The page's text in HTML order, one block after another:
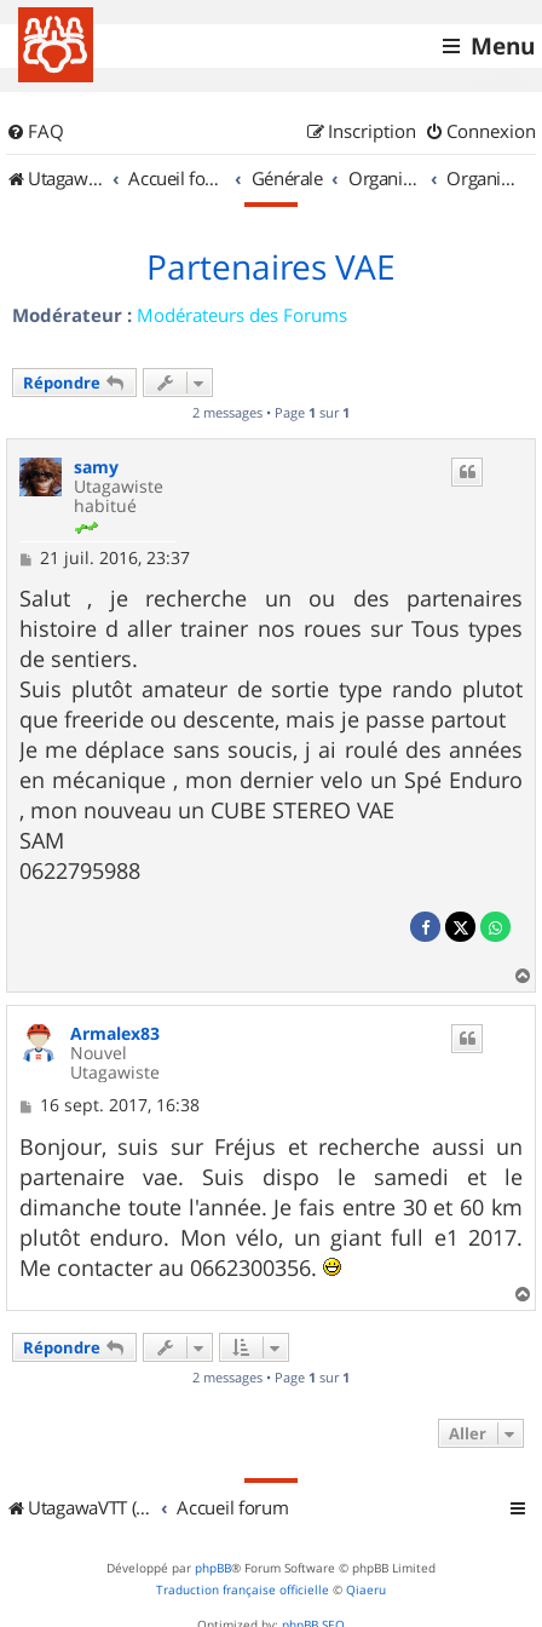
Menu
FAQ Connexion
Inscription
UtagawaVTT (Randos VTT et VTTAE avec traces GPS)
Accueil forum Générale Organisation de sorties & Recherche de partenaires Organisation de sorties en région Provence Alpes Côte d'Azur
Partenaires VAE
Modérateur : Modérateurs des Forums
Répondre
2 messages • Page 1 sur 1
samy
Utagawiste
habitué
M
s
s
a
g
e
21 juil. 2016, 23:37
Salut , je recherche un ou des partenaires
histoire d aller trainer nos roues sur Tous types
de sentiers.
Suis plutôt amateur de sortie type rando plutot
que freeride ou descente, mais je passe partout
Je me déplace sans soucis, j ai roulé des années
en mécanique , mon dernier velo un Spé Enduro
, mon nouveau un CUBE STEREO VAE
SAM
0622795988
a
Armalex83
Nouvel
Utagawiste
M
s
s
a
g
e
16 sept. 2017, 16:38
Bonjour, suis sur Fréjus et recherche aussi un
partenaire vae. Suis dispo le samedi et le
dimanche toute l'année. Je fais entre 30 et 60 km
plutôt enduro. Mon vélo, un giant full e1 2017.
Me contacter au 0662300356.
a
Répondre
2 messages • Page 1 sur 1
Aller
UtagawaVTT (Randos VTT et VTTAE avec traces GPS) Accueil forum
Développé par phpBB® Forum Software © phpBB Limited
Traduction française officielle © Qiaeru